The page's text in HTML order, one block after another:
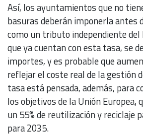
Así, los ayuntamientos que no
basuras deberán imponerla antes
como un tributo independiente del
que ya cuentan con esta tasa, se
importes, y es probable que
reflejar el coste real de la gestión
tasa está pensada, además, para
los objetivos de la Unión Europea,
un 55% de reutilización y reciclaje
para 2035.